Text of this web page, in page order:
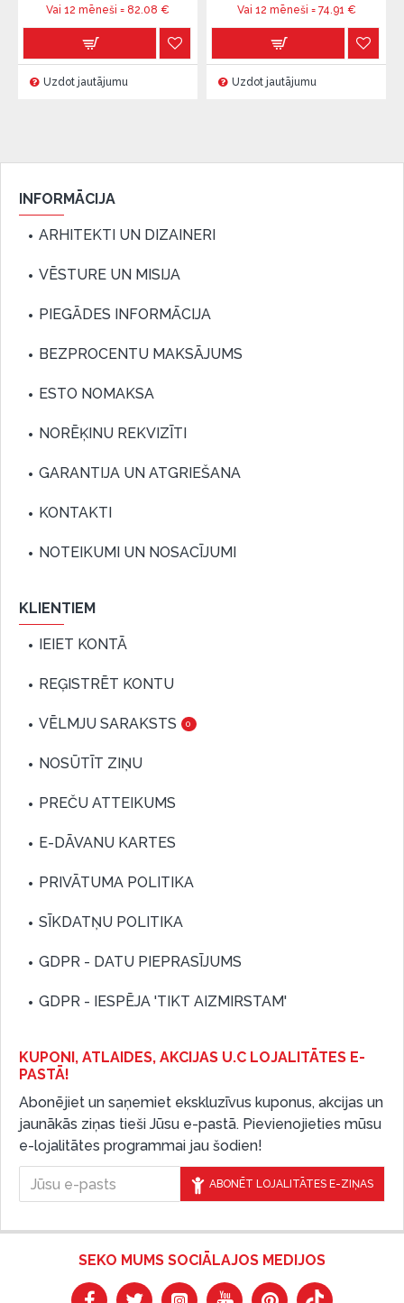
Vai 12 mēneši = 82.08 €
Uzdot jautājumu
Vai 12 mēneši = 74.91 €
Uzdot jautājumu
INFORMĀCIJA
ARHITEKTI UN DIZAINERI
VĒSTURE UN MISIJA
PIEGĀDES INFORMĀCIJA
BEZPROCENTU MAKSĀJUMS
ESTO NOMAKSA
NORĒĶINU REKVIZĪTI
GARANTIJA UN ATGRIEŠANA
KONTAKTI
NOTEIKUMI UN NOSACĪJUMI
KLIENTIEM
IEIET KONTĀ
REĢISTRĒT KONTU
VĒLMJU SARAKSTS 0
NOSŪTĪT ZIŅU
PREČU ATTEIKUMS
E-DĀVANU KARTES
PRIVĀTUMA POLITIKA
SĪKDATŅU POLITIKA
GDPR - DATU PIEPRASĪJUMS
GDPR - IESPĒJA 'TIKT AIZMIRSTAM'
KUPONI, ATLAIDES, AKCIJAS U.C LOJALITĀTES E-
PASTĀ!
Abonējiet un saņemiet ekskluzīvus kuponus, akcijas un
jaunākās ziņas tieši Jūsu e-pastā. Pievienojieties mūsu
e-lojalitātes programmai jau šodien!
ABONĒT LOJALITĀTES E-ZIŅAS
SEKO MUMS SOCIĀLAJOS MEDIJOS